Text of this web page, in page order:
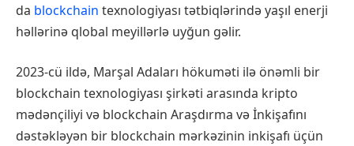
da blockchain texnologiyası tətbiqlərində yaşıl enerji
həllərinə qlobal meyillərlə uyğun gəlir.
2023-cü ildə, Marşal Adaları hökuməti ilə önəmli bir
blockchain texnologiyası şirkəti arasında kripto
mədənçiliyi və blockchain Araşdırma və İnkişafını
dəstəkləyən bir blockchain mərkəzinin inkişafı üçün